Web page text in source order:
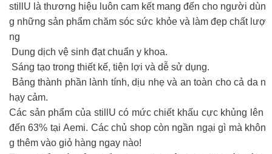
stillU là thương hiệu luôn cam kết mang đến cho người dùn
g những sản phẩm chăm sóc sức khỏe và làm đẹp chất lượ
ng
Dung dịch vệ sinh đạt chuẩn y khoa.
Sáng tạo trong thiết kế, tiện lợi và dễ sử dụng.
Bảng thành phần lành tính, dịu nhẹ và an toàn cho cả da n
hạy cảm.
Các sản phẩm của stillU có mức chiết khấu cực khủng lên
đến 63% tại Aemi. Các chủ shop còn ngần ngại gì mà khôn
g thêm vào giỏ hàng ngay nào!